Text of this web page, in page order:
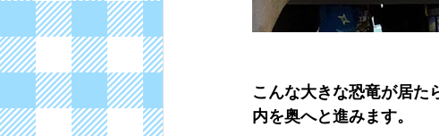
こんな大きな恐竜が居た
内を奥へと進みます。